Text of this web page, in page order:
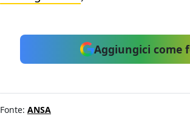
Aggiungici come
Fonte: ANSA